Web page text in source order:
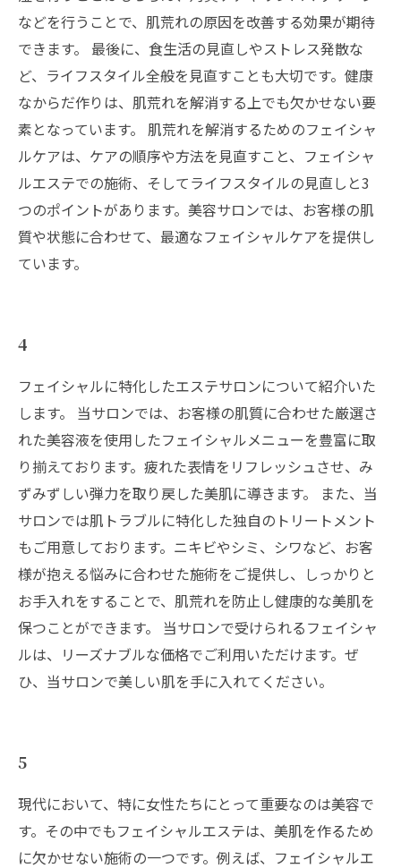
などを行うことで、肌荒れの原因を改善する効果が期待
できます。 最後に、食生活の見直しやストレス発散な
ど、ライフスタイル全般を見直すことも大切です。健康
なからだ作りは、肌荒れを解消する上でも欠かせない要
素となっています。 肌荒れを解消するためのフェイシャ
ルケアは、ケアの順序や方法を見直すこと、フェイシャ
ルエステでの施術、そしてライフスタイルの見直しと3
つのポイントがあります。美容サロンでは、お客様の肌
質や状態に合わせて、最適なフェイシャルケアを提供し
ています。
4
フェイシャルに特化したエステサロンについて紹介いた
します。 当サロンでは、お客様の肌質に合わせた厳選さ
れた美容液を使用したフェイシャルメニューを豊富に取
り揃えております。疲れた表情をリフレッシュさせ、み
ずみずしい弾力を取り戻した美肌に導きます。 また、当
サロンでは肌トラブルに特化した独自のトリートメント
もご用意しております。ニキビやシミ、シワなど、お客
様が抱える悩みに合わせた施術をご提供し、しっかりと
お手入れをすることで、肌荒れを防止し健康的な美肌を
保つことができます。 当サロンで受けられるフェイシャ
ルは、リーズナブルな価格でご利用いただけます。ぜ
ひ、当サロンで美しい肌を手に入れてください。
5
現代において、特に女性たちにとって重要なのは美容で
す。その中でもフェイシャルエステは、美肌を作るため
に欠かせない施術の一つです。例えば、フェイシャルエ